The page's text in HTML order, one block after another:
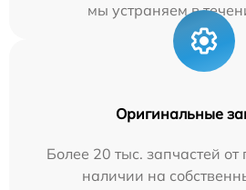
мы устраняем в
Оригинальные
Более 20 тыс. запчастей от
наличии на